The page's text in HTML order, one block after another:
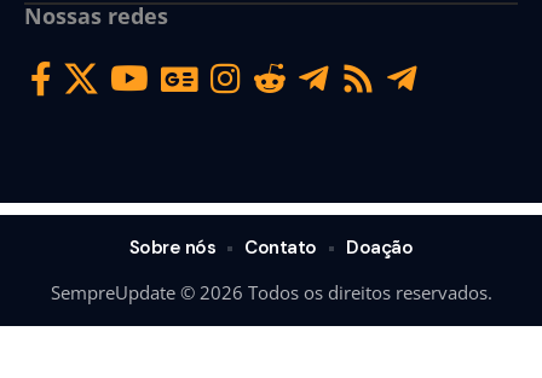
Nossas redes
SempreUpdate © 2026 Todos os direitos reservados.
Sobre nós Contato Doação